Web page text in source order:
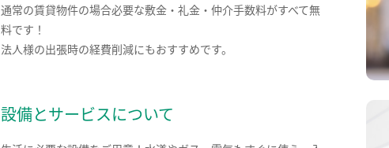
通常の賃貸物件の場合必要な敷金・礼金・仲介手数料がすべて無
料です！
法人様の出張時の経費削減にもおすすめです。
設備とサービスについて